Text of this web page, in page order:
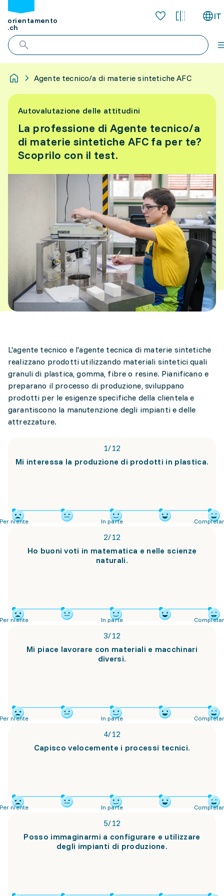
orientamento
.ch
IT
Agente tecnico/a di materie sintetiche AFC
Autovalutazione delle attitudini
La professione di Agente tecnico/a
di materie sintetiche AFC fa per te?
Scoprilo con il test.
L'agente tecnico e l'agente tecnica di materie sintetiche
realizzano prodotti utilizzando materiali sintetici quali
granuli di plastica, gomma, fibre o resine. Pianificano e
preparano il processo di produzione, sviluppano
prodotti per le esigenze specifiche della clientela e
garantiscono la manutenzione degli impianti e delle
attrezzature.
1/12
Mi interessa la produzione di prodotti in plastica.
niente In parte
2/12
Ho buoni voti in matematica e nelle scienze
naturali.
niente In parte
3/12
Mi piace lavorare con materiali e macchinari
diversi.
niente In parte
4/12
Capisco velocemente i processi tecnici.
niente In parte
5/12
Posso immaginarmi a configurare e utilizzare
degli impianti di produzione.